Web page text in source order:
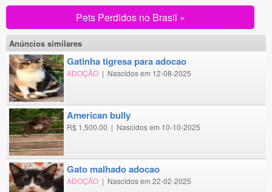
Pets Perdidos no Brasil »
Anúncios similares
gatinha tigresa para adocao
ADOÇÃO | Nascidos em 12-08-2025
american bully
R$ 1,500.00 | Nascidos em 10-10-2025
gato malhado adocao
ADOÇÃO | Nascidos em 22-02-2025